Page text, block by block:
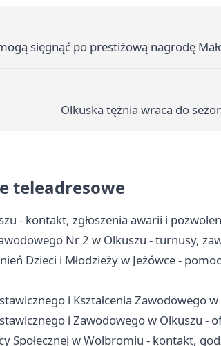
sięgnąć po prestiżową nagrodę
Olkuska tężnia wraca do
teleadresowe
- kontakt, zgłoszenia awarii i
Nr 2 w Olkuszu - turnusy,
Dzieci i Młodzieży w Jeżówce -
i Kształcenia Zawodowego
i Zawodowego w Olkuszu -
Społecznej w Wolbromiu - kontakt,